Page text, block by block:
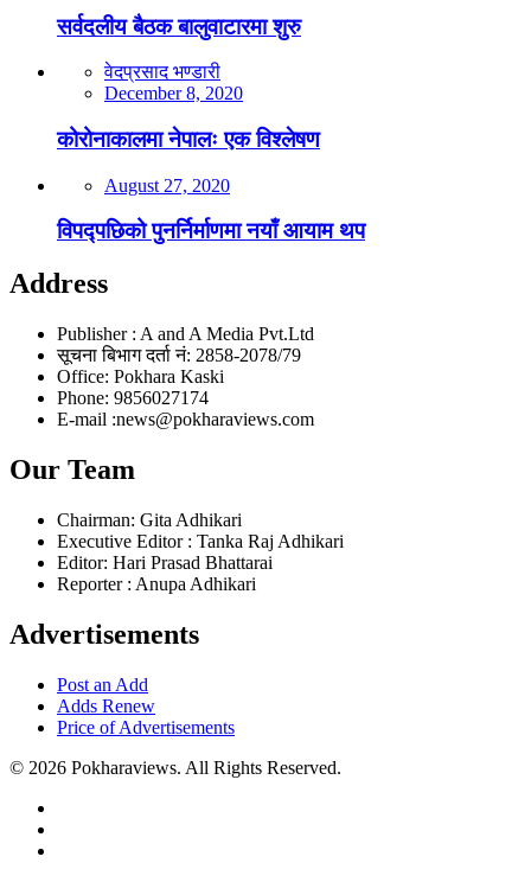
सर्वदलीय बैठक बालुवाटारमा शुरु
वेदप्रसाद भण्डारी
December 8, 2020
कोरोनाकालमा नेपालः एक विश्लेषण
August 27, 2020
विपद्पछिको पुनर्निर्माणमा नयाँ आयाम थप
Address
Publisher : A and A Media Pvt.Ltd
सूचना बिभाग दर्ता नं: 2858-2078/79
Office: Pokhara Kaski
Phone: 9856027174
E-mail :news@pokharaviews.com
Our Team
Chairman: Gita Adhikari
Executive Editor : Tanka Raj Adhikari
Editor: Hari Prasad Bhattarai
Reporter : Anupa Adhikari
Advertisements
Post an Add
Adds Renew
Price of Advertisements
© 2026 Pokharaviews. All Rights Reserved.